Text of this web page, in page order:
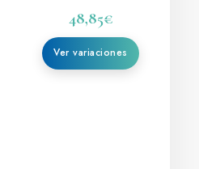
48,85€
opciones
pueden